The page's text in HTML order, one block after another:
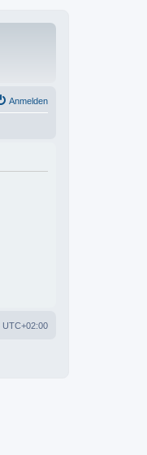
Anmelden
UTC+02:00